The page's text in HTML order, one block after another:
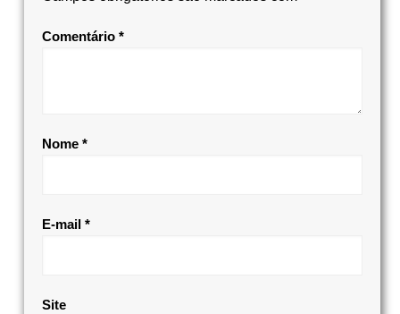
Comentário *
Nome *
E-mail *
Site